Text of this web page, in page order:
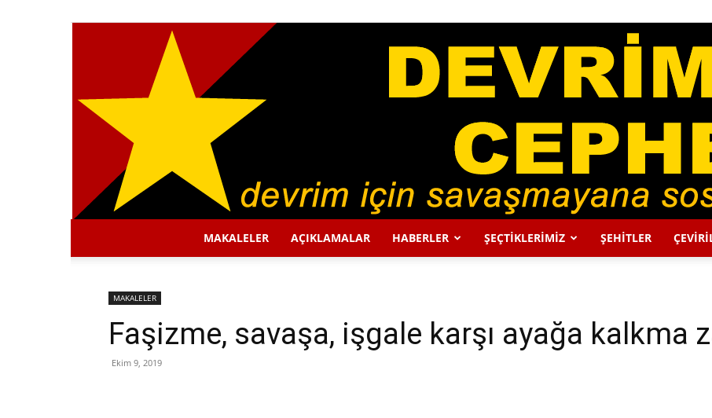
MAKALELER AÇIKLAMALAR HABERLER ŞEÇTİKLERİMİZ ŞEHİTLER
MAKALELER
Faşizme, savaşa, işgale karşı ayağa kalkma
Ekim 9, 2019